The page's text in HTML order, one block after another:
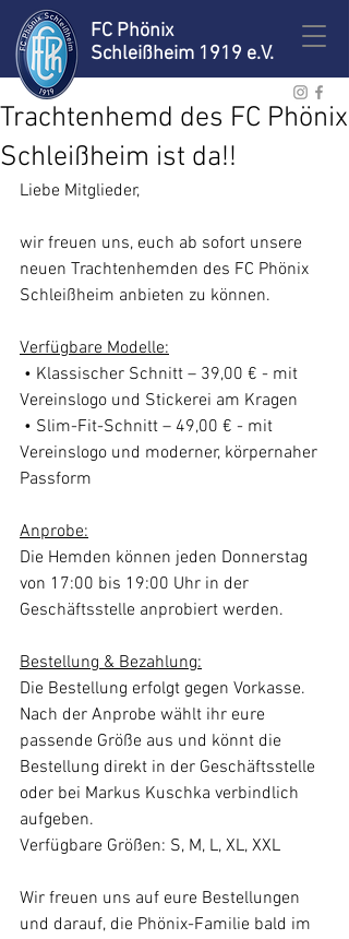
FC Phönix
Schleißheim 1919 e.V.
Trachtenhemd des FC Phönix
Schleißheim ist da!!
Liebe Mitglieder,
wir freuen uns, euch ab sofort unsere
neuen Trachtenhemden des FC Phönix
Schleißheim anbieten zu können.
Verfügbare Modelle:
Vereinslogo und Stickerei am Kragen
Vereinslogo und moderner, körpernaher
Passform
Anprobe:
Die Hemden können jeden Donnerstag
von 17:00 bis 19:00 Uhr in der
Geschäftsstelle anprobiert werden.
Bestellung & Bezahlung:
Die Bestellung erfolgt gegen Vorkasse.
Nach der Anprobe wählt ihr eure
passende Größe aus und könnt die
Bestellung direkt in der Geschäftsstelle
oder bei Markus Kuschka verbindlich
aufgeben.
Verfügbare Größen: S, M, L, XL, XXL
Wir freuen uns auf eure Bestellungen
und darauf, die Phönix-Familie bald im